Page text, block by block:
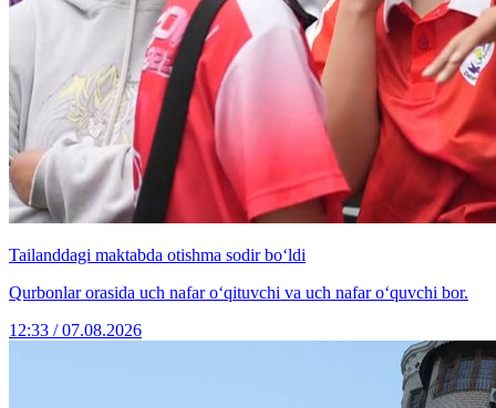
Tailanddagi maktabda otishma sodir bo‘ldi
Qurbonlar orasida uch nafar o‘qituvchi va uch nafar o‘quvchi bor.
12:33 / 07.08.2026